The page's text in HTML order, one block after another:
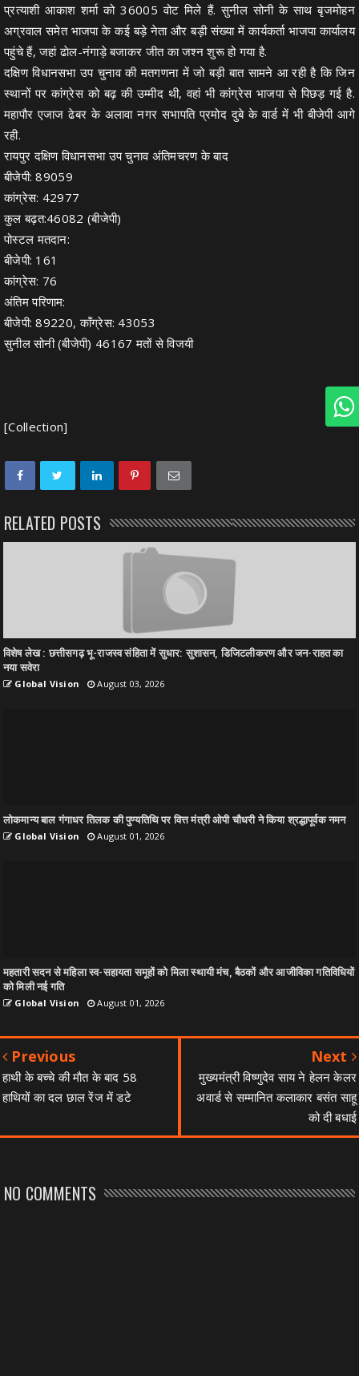
प्रत्याशी आकाश शर्मा को 36005 वोट मिले हैं. सुनील सोनी के साथ बृजमोहन
अग्रवाल समेत भाजपा के कई बड़े नेता और बड़ी संख्या में कार्यकर्ता भाजपा कार्यालय
पहुंचे हैं, जहां ढाेल-नंगाड़े बजाकर जीत का जश्न शुरू हो गया है.
दक्षिण विधानसभा उप चुनाव की मतगणना में जो बड़ी बात सामने आ रही है कि जिन
स्थानों पर कांग्रेस को बढ़ की उम्मीद थी, वहां भी कांग्रेस भाजपा से पिछड़ गई है.
महापौर एजाज ढेबर के अलावा नगर सभापति प्रमोद दुबे के वार्ड में भी बीजेपी आगे
रही.
रायपुर दक्षिण विधानसभा उप चुनाव अंतिमचरण के बाद
बीजेपी: 89059
कांग्रेस: 42977
कुल बढ़त:46082 (बीजेपी)
पोस्टल मतदान:
बीजेपी: 161
कांग्रेस: 76
अंतिम परिणाम:
बीजेपी: 89220, कॉंग्रेस: 43053
सुनील सोनी (बीजेपी) 46167 मतों से विजयी
[Collection]
RELATED POSTS
विशेष लेख : छत्तीसगढ़ भू-राजस्व संहिता में सुधार: सुशासन, डिजिटलीकरण और जन-राहत का
नया सवेरा
Global Vision August 03, 2026
लोकमान्य बाल गंगाधर तिलक की पुण्यतिथि पर वित्त मंत्री ओपी चौधरी ने किया श्रद्धापूर्वक नमन
Global Vision August 01, 2026
महतारी सदन से महिला स्व-सहायता समूहों को मिला स्थायी मंच, बैठकों और आजीविका गतिविधियों
को मिली नई गति
Global Vision August 01, 2026
Previous
हाथी के बच्चे की मौत के बाद 58
हाथियों का दल छाल रेंज में डटे
Next
मुख्यमंत्री विष्णुदेव साय ने हेलन केलर
अवार्ड से सम्मानित कलाकार बसंत साहू
को दी बधाई
NO COMMENTS